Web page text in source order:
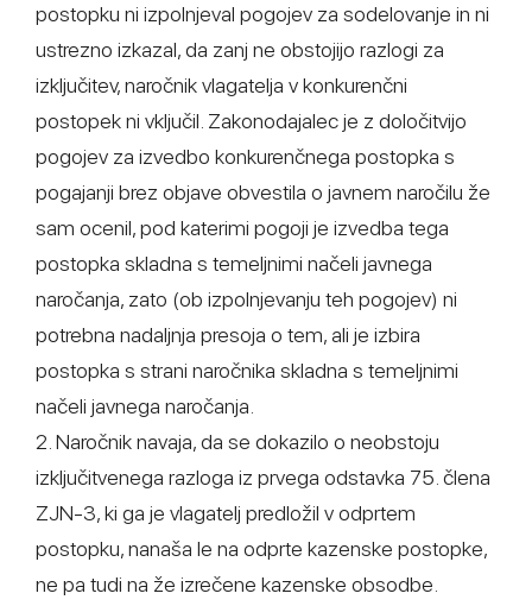
postopku ni izpolnjeval pogojev za sodelovanje in ni
ustrezno izkazal, da zanj ne obstojijo razlogi za
izključitev, naročnik vlagatelja v konkurenčni
postopek ni vključil. Zakonodajalec je z določitvijo
pogojev za izvedbo konkurenčnega postopka s
pogajanji brez objave obvestila o javnem naročilu že
sam ocenil, pod katerimi pogoji je izvedba tega
postopka skladna s temeljnimi načeli javnega
naročanja, zato (ob izpolnjevanju teh pogojev) ni
potrebna nadaljnja presoja o tem, ali je izbira
postopka s strani naročnika skladna s temeljnimi
načeli javnega naročanja.
2. Naročnik navaja, da se dokazilo o neobstoju
izključitvenega razloga iz prvega odstavka 75. člena
ZJN-3, ki ga je vlagatelj predložil v odprtem
postopku, nanaša le na odprte kazenske postopke,
ne pa tudi na že izrečene kazenske obsodbe.